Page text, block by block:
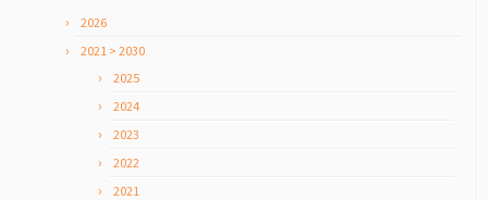
2026
2021 > 2030
2025
2024
2023
2022
2021